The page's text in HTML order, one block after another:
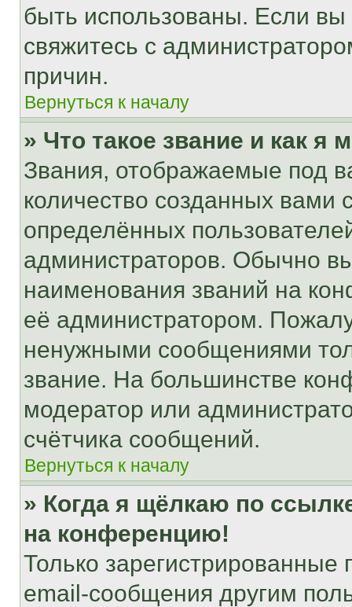
быть использованы. Если
свяжитесь с
причин.
Вернуться к началу
» Что такое звание и как я
Звания, отображаемые под
количество созданных
определённых
администраторов. Обычно
наименования званий на
её администратором.
ненужными сообщениями
звание. На большинстве
модератор или
счётчика сообщений.
Вернуться к началу
» Когда я щёлкаю по
на конференцию!
Только зарегистрированные
email-сообщения другим